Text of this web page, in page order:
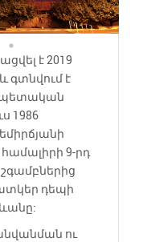
է 2019
գտնվում է
1986
9-րդ
դեպի
ու